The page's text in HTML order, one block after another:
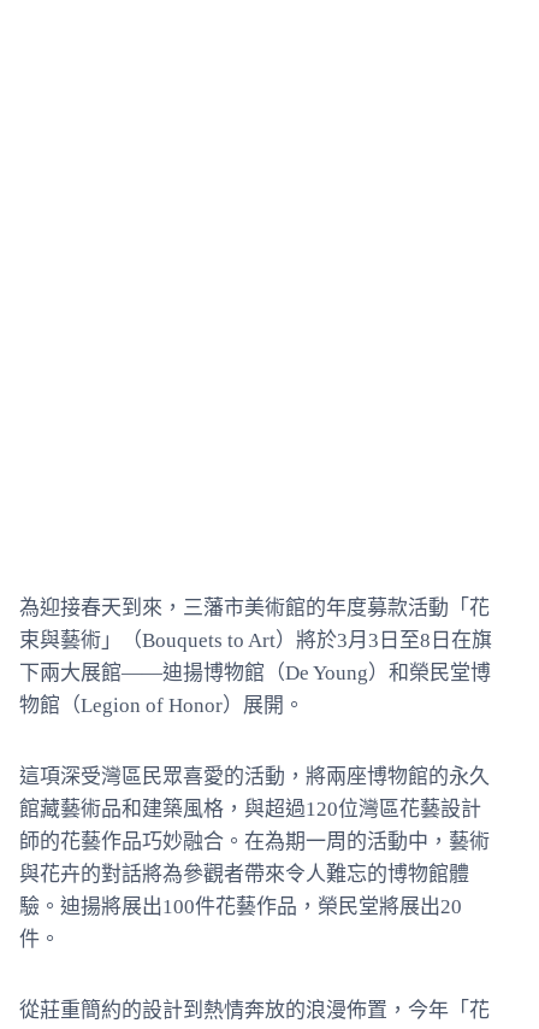
為迎接春天到來，三藩市美術館的年度募款活動「花
束與藝術」（Bouquets to Art）將於3月3日至8日在旗
下兩大展館——迪揚博物館（De Young）和榮民堂博
物館（Legion of Honor）展開。
這項深受灣區民眾喜愛的活動，將兩座博物館的永久
館藏藝術品和建築風格，與超過120位灣區花藝設計
師的花藝作品巧妙融合。在為期一周的活動中，藝術
與花卉的對話將為參觀者帶來令人難忘的博物館體
驗。迪揚將展出100件花藝作品，榮民堂將展出20
件。
從莊重簡約的設計到熱情奔放的浪漫佈置，今年「花